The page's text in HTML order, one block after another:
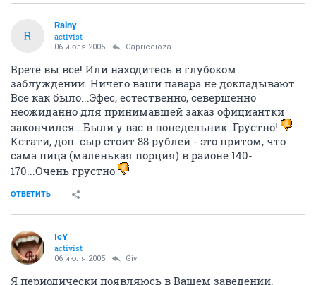
R
Rainy
activist
06 июля 2005 Capriccioza
Врете вы все! Или находитесь в глубоком
заблуждении. Ничего ваши павара не докладывают.
Все как было...Эфес, естественно, севершенно
неожиданно для принимавшей заказ официантки
закончился...Были у вас в понедельник. Грустно!
Кстати, доп. сыр стоит 88 рублей - это притом, что
сама пица (маленькая порция) в районе 140-
170...Очень грустно
ОТВЕТИТЬ
IcY
activist
06 июля 2005 Givi
Я периодически появляюсь в Вашем заведении.